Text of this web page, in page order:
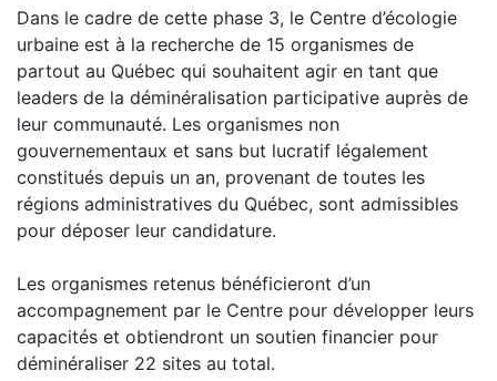
Dans le cadre de cette phase 3, le Centre d’écologie
urbaine est à la recherche de 15 organismes de
partout au Québec qui souhaitent agir en tant que
leaders de la déminéralisation participative auprès de
leur communauté. Les organismes non
gouvernementaux et sans but lucratif légalement
constitués depuis un an, provenant de toutes les
régions administratives du Québec, sont admissibles
pour déposer leur candidature.
Les organismes retenus bénéficieront d’un
accompagnement par le Centre pour développer leurs
capacités et obtiendront un soutien financier pour
déminéraliser 22 sites au total.